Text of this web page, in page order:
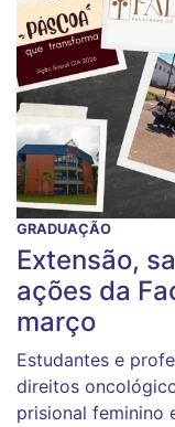
GRADUAÇÃO
Extensão,
ações da
março
Estudantes e
direitos
prisional feminino